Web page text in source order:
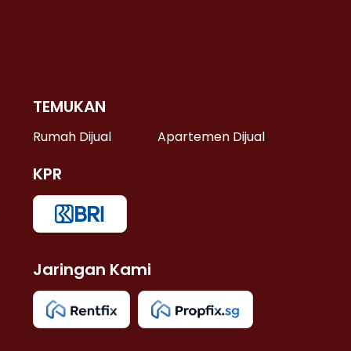
TEMUKAN
Rumah Dijual Apartemen Dijual
KPR
Jaringan Kami